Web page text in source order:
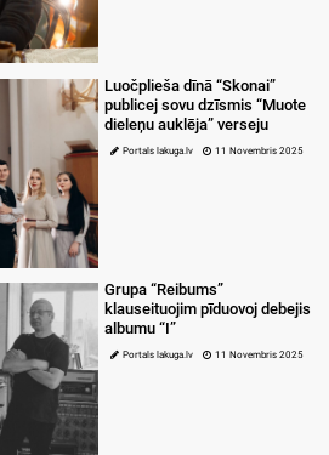
Luočplieša dīnā “Skonai”
publicej sovu dzīsmis “Muote
dieleņu auklēja” verseju
Portals lakuga.lv 11 Novembris 2025
Grupa “Reibums”
klauseituojim pīduovoj debejis
albumu “I”
Portals lakuga.lv 11 Novembris 2025